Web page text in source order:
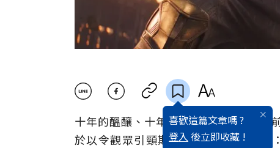
喜歡這篇文章嗎 ?
登入 後立即收藏 !
十年的醞釀、十年的澎湃，在影史上空
於以令觀眾引頸期盼的《復仇者聯盟